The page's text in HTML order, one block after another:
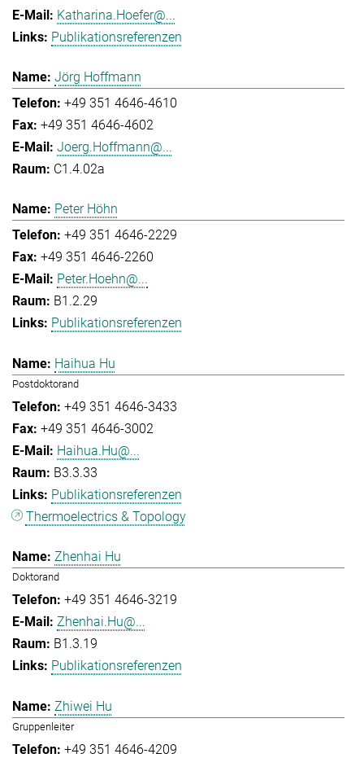
Katharina.Hoefer@...
Publikationsreferenzen
Jörg Hoffmann
+49 351 4646-4610
+49 351 4646-4602
Joerg.Hoffmann@...
C1.4.02a
Peter Höhn
+49 351 4646-2229
+49 351 4646-2260
Peter.Hoehn@...
B1.2.29
Publikationsreferenzen
Haihua Hu
Postdoktorand
+49 351 4646-3433
+49 351 4646-3002
Haihua.Hu@...
B3.3.33
Publikationsreferenzen
Thermoelectrics & Topology
Zhenhai Hu
Doktorand
+49 351 4646-3219
Zhenhai.Hu@...
B1.3.19
Publikationsreferenzen
Zhiwei Hu
Gruppenleiter
+49 351 4646-4209